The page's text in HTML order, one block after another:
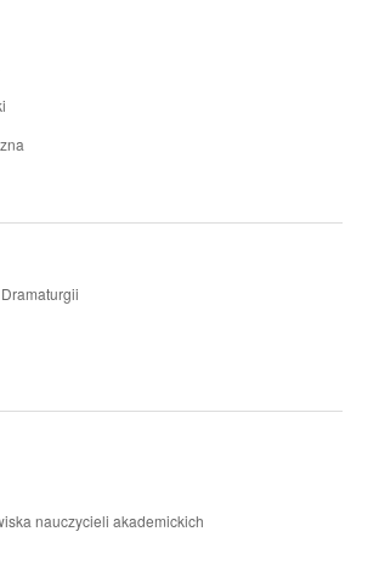
nauczycieli akademickich